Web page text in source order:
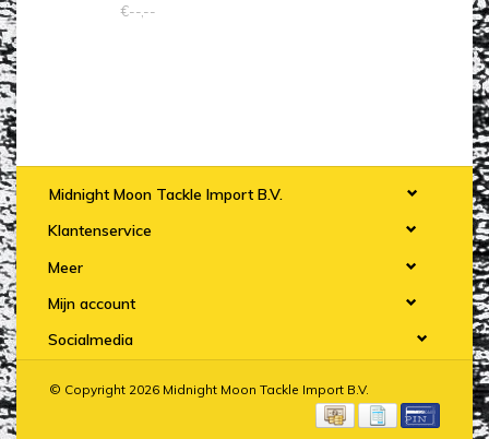
€--,--
Midnight Moon Tackle Import B.V.
Klantenservice
Meer
Mijn account
Socialmedia
© Copyright 2026 Midnight Moon Tackle Import B.V.